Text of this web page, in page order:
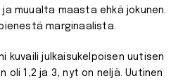
muualta maasta ehkä jokunen.
marginaalista.
kuvaili julkaisukelpoisen uutisen
oli 1,2 ja 3, nyt on neljä. Uutinen